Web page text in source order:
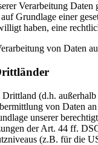
Verarbeitung
Grundlage einer
haben, eine
von Daten
(d.h.
von Daten
unserer
der Art. 44 ff.
(z.B. für die